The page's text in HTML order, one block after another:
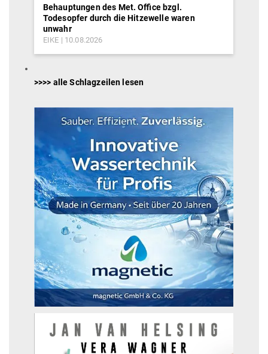
Behauptungen des Met. Office bzgl.
Todesopfer durch die Hitzewelle waren
unwahr
EIKE 10.08.2026
>>>> alle Schlagzeilen lesen